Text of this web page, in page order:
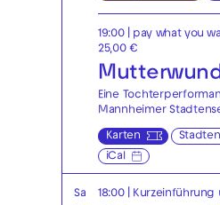
19:00
| pay what you
25,00 €
Eine
Mannheimer
Karten
iCal
Sa 18:00 | Kurzeinführung